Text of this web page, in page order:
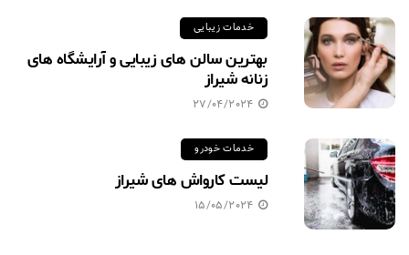
خدمات زیبایی
بهترین سالن های زیبایی و آرایشگاه های
زنانه شیراز
27/04/2024
خدمات خودرو
لیست کارواش های شیراز
15/05/2024